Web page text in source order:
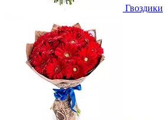
Гвоздики